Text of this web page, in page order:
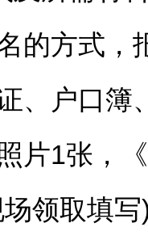
方式，
、户口簿
片1张，《
领取填